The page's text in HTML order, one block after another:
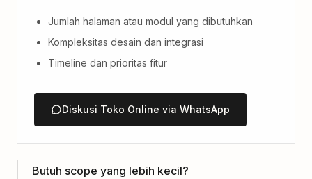
Jumlah halaman atau modul yang dibutuhkan
Kompleksitas desain dan integrasi
Timeline dan prioritas fitur
Diskusi Toko Online via WhatsApp
Butuh scope yang lebih kecil?